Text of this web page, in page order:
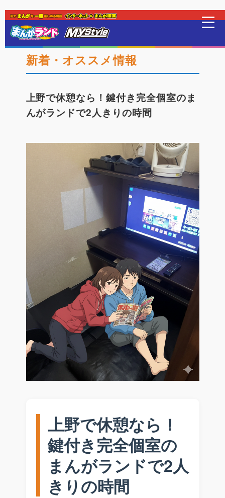
はじめての方
スマホアプリ紹介
映画 / アニメ / 電子書籍
新着・オススメ情報
上野で休憩なら！鍵付き完全個室のま
んがランドで2人きりの時間
上野で休憩なら！
鍵付き完全個室の
まんがランドで2人
きりの時間